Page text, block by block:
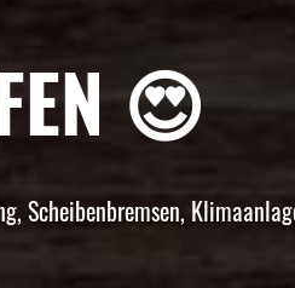
😍
Scheibenbremsen,